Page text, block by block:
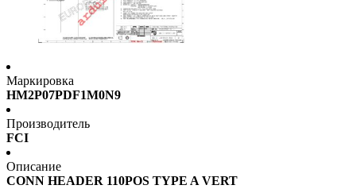
Маркировка
HM2P07PDF1M0N9
Производитель
FCI
Описание
CONN HEADER 110POS TYPE A VERT